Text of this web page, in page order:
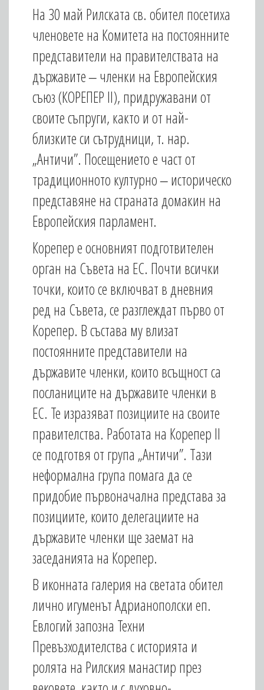
На 30 май Рилската св. обител посетиха
членовете на Комитета на постоянните
представители на правителствата на
държавите ‒ членки на Европейския
съюз (КОРЕПЕР II), придружавани от
своите съпруги, както и от най-
близките си сътрудници, т. нар.
„Античи”. Посещението е част от
традиционното културно ‒ историческо
представяне на страната домакин на
Европейския парламент.
Корепер е основният подготвителен
орган на Съвета на ЕС. Почти всички
точки, които се включват в дневния
ред на Съвета, се разглеждат първо от
Корепер. В състава му влизат
постоянните представители на
държавите членки, които всъщност са
посланиците на държавите членки в
ЕС. Те изразяват позициите на своите
правителства. Работата на Корепер ІІ
се подготвя от група „Античи”. Тази
неформална група помага да се
придобие първоначална представа за
позициите, които делегациите на
държавите членки ще заемат на
заседанията на Корепер.
В иконната галерия на светата обител
лично игуменът Адрианополски еп.
Евлогий запозна Техни
Превъзходителства с историята и
ролята на Рилския манастир през